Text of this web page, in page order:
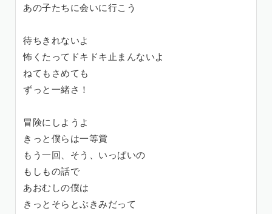
あの子たちに会いに行こう
待ちきれないよ
怖くたってドキドキ止まんないよ
ねてもさめても
ずっと一緒さ！
冒険にしようよ
きっと僕らは一等賞
もう一回、そう、いっぱいの
もしもの話で
あおむしの僕は
きっとそらとぶきみだって